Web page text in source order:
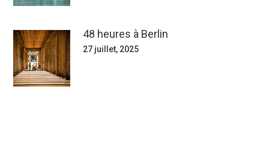
48 heures à Berlin
27 juillet, 2025